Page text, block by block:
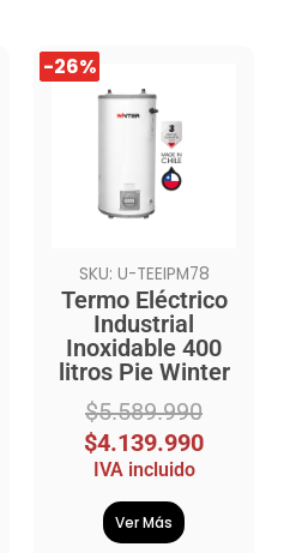
-26%
-26%
SKU: U-TEEIPM78
Termo Eléctrico
Industrial
Inoxidable 400
litros Pie Winter
$5.589.990
El
precio
original
$5.589.990.
$4.139.990
El
precio
$4.139.990.
IVA incluido
Ver Más